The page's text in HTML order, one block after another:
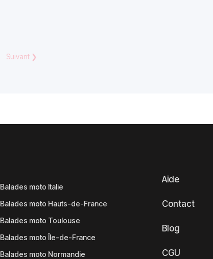
Suivant❯
Balades moto Italie
Balades moto Hauts-de-France
Balades moto Toulouse
Balades moto Île-de-France
Balades moto Normandie
Aide
Contact
Blog
CGU